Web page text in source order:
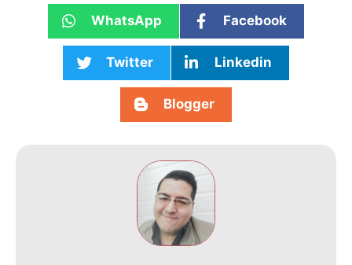
WhatsApp Facebook
Twitter Linkedin
Blogger